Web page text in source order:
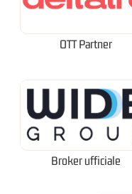
OTT Partner
Broker ufficiale